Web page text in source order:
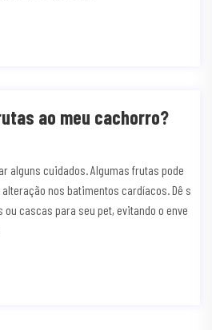
ao meu cachorro?
alguns cuidados. Algumas frutas pode
nos batimentos cardíacos. Dê s
cascas para seu pet, evitando o enve